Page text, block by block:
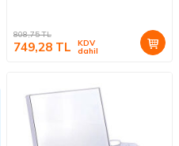
808,75TL
749,28 TL KDV
dahil